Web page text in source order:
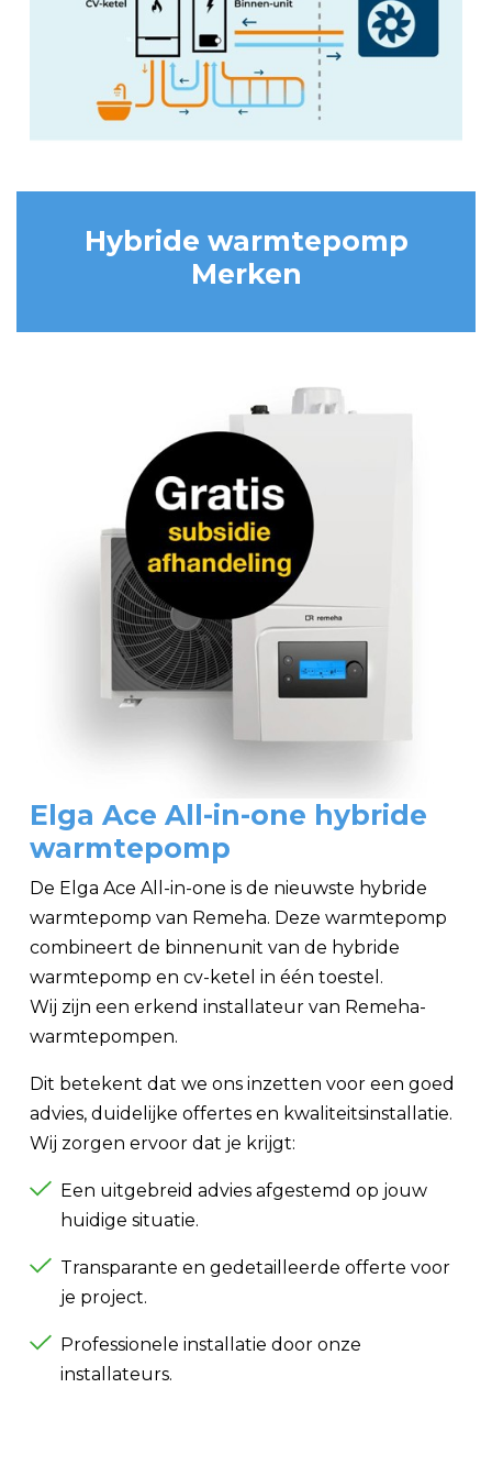
Hybride warmtepomp
Merken
Elga Ace All-in-one hybride
warmtepomp
De Elga Ace All-in-one is de nieuwste hybride
warmtepomp van Remeha. Deze warmtepomp
combineert de binnenunit van de hybride
warmtepomp en cv-ketel in één toestel.
Wij zijn een erkend installateur van Remeha-
warmtepompen.
Dit betekent dat we ons inzetten voor een goed
advies, duidelijke offertes en kwaliteitsinstallatie.
Wij zorgen ervoor dat je krijgt:
Een uitgebreid advies afgestemd op jouw
huidige situatie.
Transparante en gedetailleerde offerte voor
je project.
Professionele installatie door onze
installateurs.